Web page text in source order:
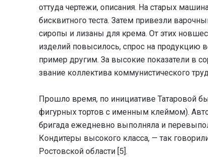
оттуда чертежи, описания. На старых
бисквитного теста. Затем привезли
сиропы и лизаны для крема. От этих
изделий повысилось, спрос на продукцию
пример другим. За высокие показатели в
звание коллектива коммунистического
Прошло время, по инициативе Татаровой
фигурных тортов с именным клеймом).
бригада ежедневно выполняла и
Кондитеры высокого класса, — так
Ростовской области [5].